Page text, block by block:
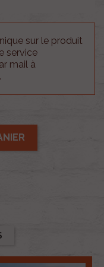
sur le produit
service
mail à
.